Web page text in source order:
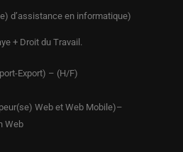
d’assistance en informatique)
+ Droit du Travail.
Export) – (H/F)
Web et Web Mobile)–
Web